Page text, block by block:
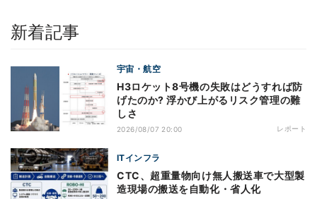
新着記事
宇宙・航空
H3ロケット8号機の失敗はどうすれば防
げたのか? 浮かび上がるリスク管理の難
しさ
2026/08/07 20:00 レポート
ITインフラ
CTC、超重量物向け無人搬送車で大型製
造現場の搬送を自動化・省人化